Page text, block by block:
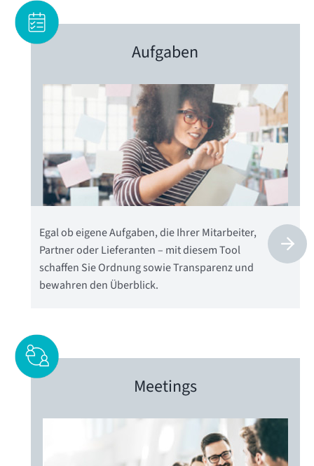
Aufgaben
Egal ob eigene Aufgaben, die Ihrer Mitarbeiter,
Partner oder Lieferanten – mit diesem Tool
schaffen Sie Ordnung sowie Transparenz und
bewahren den Überblick.
Meetings